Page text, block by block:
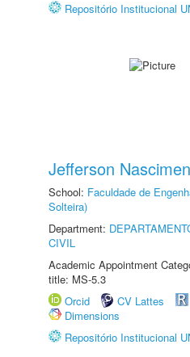
Repositório Institucional
Jefferson
School: Faculdade de
Solteira)
Department:
CIVIL
Academic Appointment
title: MS-5.3
Orcid
CV Lattes
Dimensions
Repositório Institucional